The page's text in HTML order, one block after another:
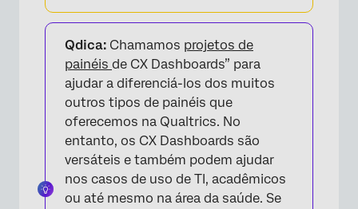
Qdica: Chamamos projetos de
painéis de CX Dashboards” para
ajudar a diferenciá-los dos muitos
outros tipos de painéis que
oferecemos na Qualtrics. No
entanto, os CX Dashboards são
versáteis e também podem ajudar
nos casos de uso de TI, acadêmicos
ou até mesmo na área da saúde. Se